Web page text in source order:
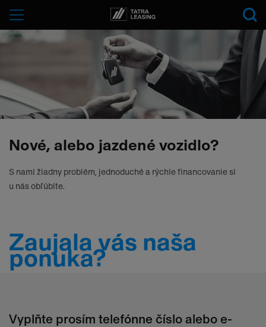
Menu
Tatra-
Nové, alebo jazdené vozidlo?
S nami žiadny problém, jednoduché a rýchle financovanie si
u nás obľúbite.
Zaujala vás naša
ponuka?
Vyplňte prosím telefónne číslo alebo e-